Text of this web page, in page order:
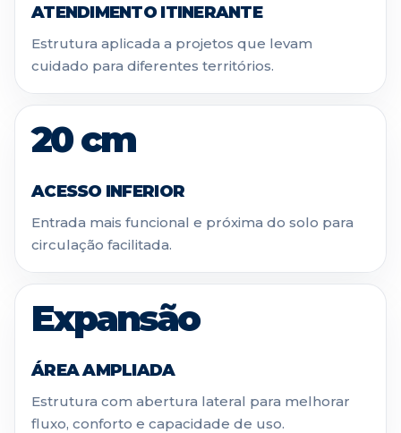
ATENDIMENTO ITINERANTE
Estrutura aplicada a projetos que levam
cuidado para diferentes territórios.
20 cm
ACESSO INFERIOR
Entrada mais funcional e próxima do solo para
circulação facilitada.
Expansão
ÁREA AMPLIADA
Estrutura com abertura lateral para melhorar
fluxo, conforto e capacidade de uso.